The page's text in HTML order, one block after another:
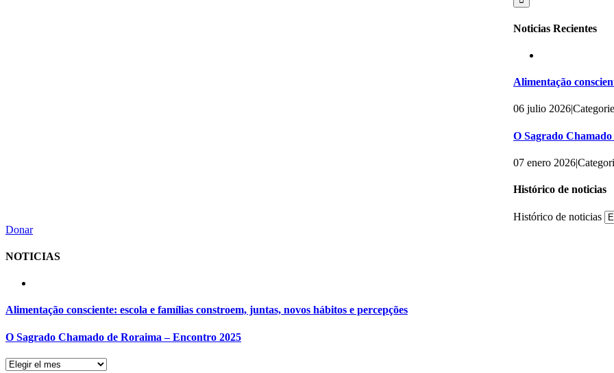
Noticias Recientes
Alimentação
06 julio 2026
O Sagrado
07 enero 2026|
Histórico de noticias
Histórico de noticias
Donar
NOTICIAS
Alimentação consciente: escola e famílias constroem, juntas, novos hábitos e percepções
O Sagrado Chamado de Roraima – Encontro 2025